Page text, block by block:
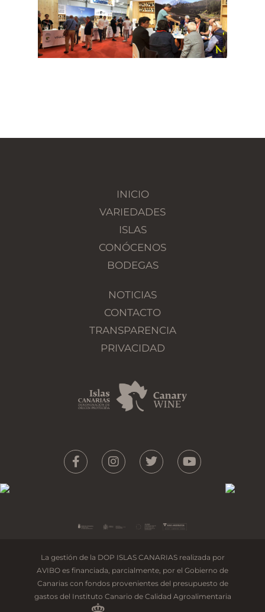
INICIO
VARIEDADES
ISLAS
CONÓCENOS
BODEGAS
NOTICIAS
CONTACTO
TRANSPARENCIA
PRIVACIDAD
La gestión de la DOP ISLAS CANARIAS realizada por
AVIBO es financiada, parcialmente, por el Gobierno de
Canarias con fondos provenientes del presupuesto de
gastos del Instituto Canario de Calidad Agroalimentaria